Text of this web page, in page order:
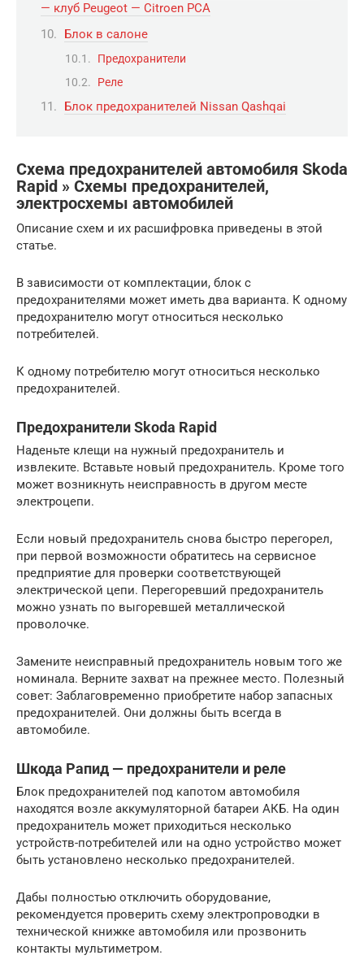
— клуб Peugeot — Citroen PCA
Блок в салоне
Предохранители
Реле
Блок предохранителей Nissan Qashqai
Схема предохранителей автомобиля Skoda
Rapid » Схемы предохранителей,
электросхемы автомобилей
Описание схем и их расшифровка приведены в этой
статье.
В зависимости от комплектации, блок с
предохранителями может иметь два варианта. К одному
предохранителю могут относиться несколько
потребителей.
К одному потребителю могут относиться несколько
предохранителей.
Предохранители Skoda Rapid
Наденьте клещи на нужный предохранитель и
извлеките. Вставьте новый предохранитель. Кроме того
может возникнуть неисправность в другом месте
электроцепи.
Если новый предохранитель снова быстро перегорел,
при первой возможности обратитесь на сервисное
предприятие для проверки соответствующей
электрической цепи. Перегоревший предохранитель
можно узнать по выгоревшей металлической
проволочке.
Замените неисправный предохранитель новым того же
номинала. Верните захват на прежнее место. Полезный
совет: Заблаговременно приобретите набор запасных
предохранителей. Они должны быть всегда в
автомобиле.
Шкода Рапид — предохранители и реле
Блок предохранителей под капотом автомобиля
находятся возле аккумуляторной батареи АКБ. На один
предохранитель может приходиться несколько
устройств-потребителей или на одно устройство может
быть установлено несколько предохранителей.
Дабы полностью отключить оборудование,
рекомендуется проверить схему электропроводки в
технической книжке автомобиля или прозвонить
контакты мультиметром.